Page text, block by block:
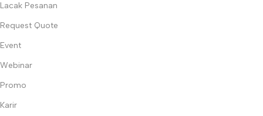
Lacak Pesanan
Request Quote
Event
Webinar
Promo
Karir